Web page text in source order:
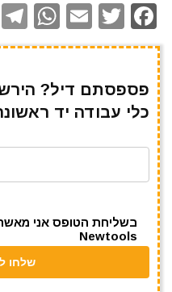
F
a
e
b
o
T
w
te
r
E
m
l
W
h
s
A
p
פספסתם דיל?
כלי עבודה יד
בשליחת הטופס אני
Newtools